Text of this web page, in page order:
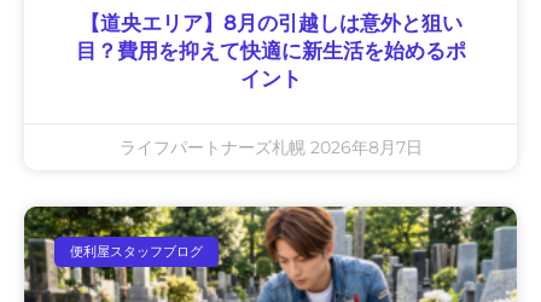
【道央エリア】8月の引越しは意外と狙い
目？費用を抑えて快適に新生活を始めるポ
イント
ライフパートナーズ札幌 2026年8月7日
便利屋スタッフブログ